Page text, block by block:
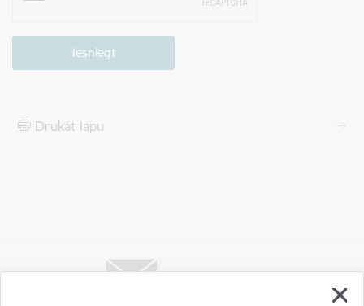
Drukāt lapu